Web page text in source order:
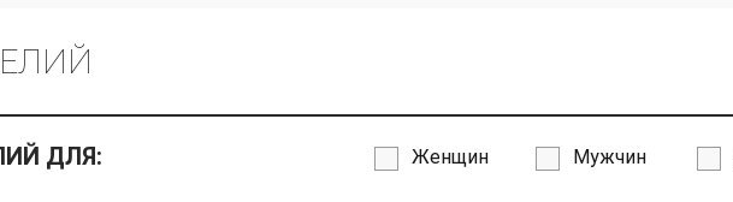
ДЛЯ: Женщин Мужчин